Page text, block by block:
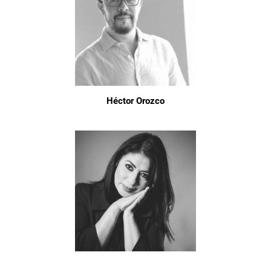
Héctor Orozco